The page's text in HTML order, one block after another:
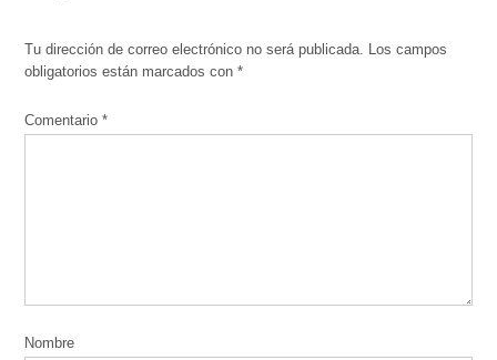
Tu dirección de correo electrónico no será publicada. Los campos
obligatorios están marcados con*
Comentario*
Nombre